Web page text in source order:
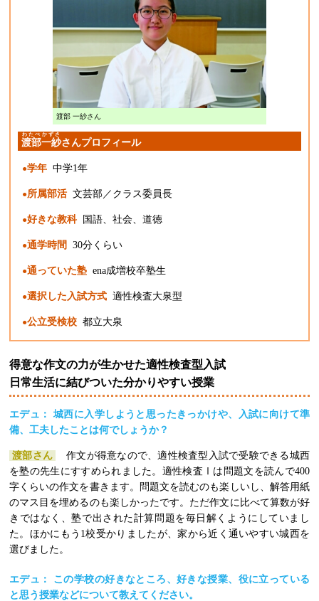
渡部 一紗さん
渡部
わたべ
一紗
かずさ
さんプロフィール
学年 中学1年
所属部活 文芸部／クラス委員長
好きな教科 国語、社会、道徳
通学時間 30分くらい
通っていた塾 ena成増校卒塾生
選択した入試方式 適性検査大泉型
公立受検校 都立大泉
得意な作文の力が生かせた適性検査型入試
日常生活に結びついた分かりやすい授業
エデュ： 城西に入学しようと思ったきっかけや、入試に向けて準
備、工夫したことは何でしょうか？
渡部さん
作文が得意なので、適性検査型入試で受験できる城西
を塾の先生にすすめられました。適性検査Ⅰは問題文を読んで400
字くらいの作文を書きます。問題文を読むのも楽しいし、解答用紙
のマス目を埋めるのも楽しかったです。ただ作文に比べて算数が好
きではなく、塾で出された計算問題を毎日解くようにしていまし
た。ほかにもう1校受かりましたが、家から近く通いやすい城西を
選びました。
エデュ： この学校の好きなところ、好きな授業、役に立っている
と思う授業などについて教えてください。